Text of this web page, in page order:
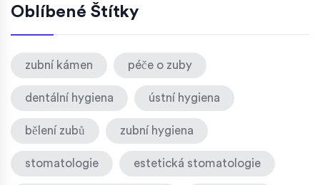
Oblíbené Štítky
zubní kámen péče o zuby
dentální hygiena ústní hygiena
bělení zubů zubní hygiena
stomatologie estetická stomatologie